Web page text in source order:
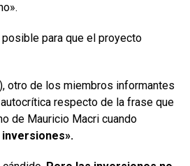
para que el proyecto
otro de los miembros informantes
respecto de la frase que
de Mauricio Macri cuando
inversiones».